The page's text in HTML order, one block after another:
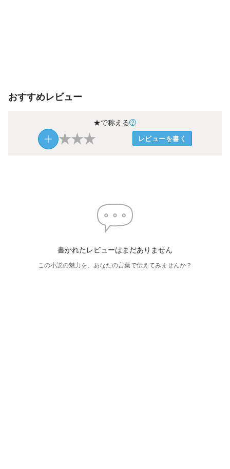
おすすめレビュー
★で称える
★★★ レビューを書く
書かれたレビューはまだありません
この小説の魅力を、あなたの言葉で伝えてみませんか？